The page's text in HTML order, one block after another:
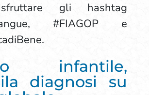
gli hashtag
#FIAGOP e
infantile,
diagnosi su